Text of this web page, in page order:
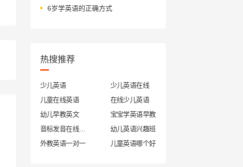
6岁学英语的正确方式
热搜推荐
少儿英语
少儿英语在线
儿童在线英语
在线少儿英语
幼儿早教英文
宝宝学英语早教
幼儿英语兴趣班
外教英语一对一
儿童英语哪个好